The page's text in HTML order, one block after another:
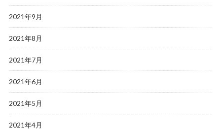
2021年9月
2021年8月
2021年7月
2021年6月
2021年5月
2021年4月